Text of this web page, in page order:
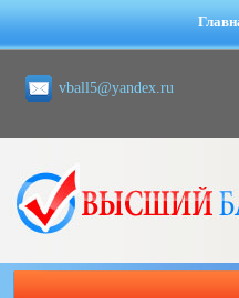
vball5@yandex.ru